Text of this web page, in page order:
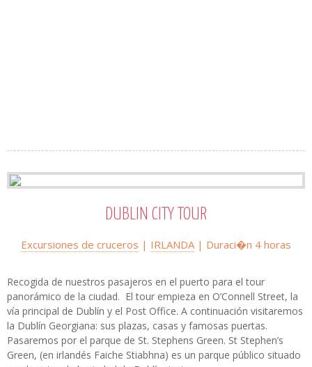
DUBLIN CITY TOUR
Excursiones de cruceros | IRLANDA| Duraci�n 4 horas
Recogida de nuestros pasajeros en el puerto para el tour
panorámico de la ciudad. El tour empieza en O’Connell Street, la
vía principal de Dublín y el Post Office. A continuación visitaremos
la Dublín Georgiana: sus plazas, casas y famosas puertas.
Pasaremos por el parque de St. Stephens Green. St Stephen’s
Green, (en irlandés Faiche Stiabhna) es un parque público situado